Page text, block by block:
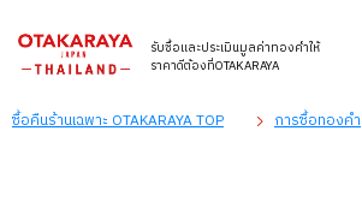
รับซื้อและประเมินมูลค่าทองคำให้
ราคาดีต้องที่OTAKARAYA
ซื้อคืนร้านเฉพาะ OTAKARAYA TOP การซื้อทองคำ